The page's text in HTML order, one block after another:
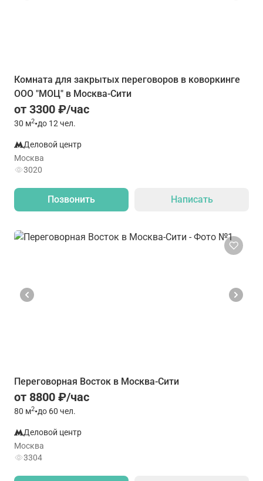
Комната для закрытых переговоров в коворкинге
ООО "МОЦ" в Москва-Сити
от 3300 ₽/час
30 м2•до 12 чел.
Деловой центр
Москва
3020
Позвонить Написать
Переговорная Восток в Москва-Сити
от 8800 ₽/час
80 м2•до 60 чел.
Деловой центр
Москва
3304